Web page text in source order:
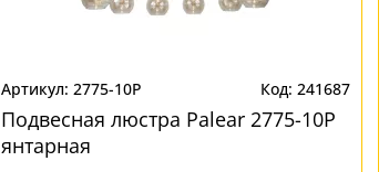
2775-10P 241687
Подвесная люстра Palear 2775-10P
янтарная